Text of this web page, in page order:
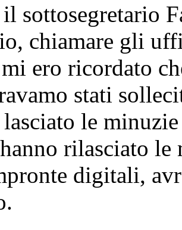
il sottosegretario
chiamare gli
ero ricordato
stati
lasciato le
rilasciato
digitali,